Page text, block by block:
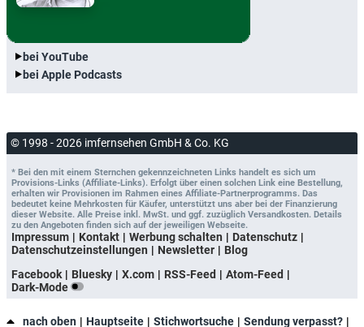
bei YouTube
bei Apple Podcasts
© 1998 - 2026 imfernsehen GmbH & Co. KG
* Bei den mit einem Sternchen gekennzeichneten Links handelt es sich um
Provisions-Links (Affiliate-Links). Erfolgt über einen solchen Link eine Bestellung,
erhalten wir Provisionen im Rahmen eines Affiliate-Partnerprogramms. Das
bedeutet keine Mehrkosten für Käufer, unterstützt uns aber bei der Finanzierung
dieser Website. Alle Preise inkl. MwSt. und ggf. zuzüglich Versandkosten. Details
zu den Angeboten finden sich auf der jeweiligen Webseite.
Impressum Kontakt Werbung schalten
Datenschutz
Datenschutzeinstellungen
Newsletter
Blog
Facebook
Bluesky X.com RSS-Feed
Atom-Feed
Dark-Mode
nach oben Hauptseite Stichwortsuche Sendung verpasst?